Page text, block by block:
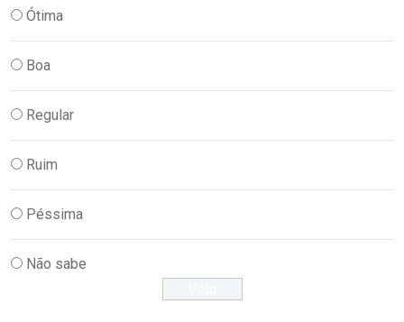
Ótima
Boa
Regular
Ruim
Péssima
Não sabe